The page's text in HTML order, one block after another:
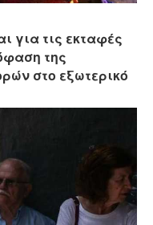
για τις εκταφές
της
στο εξωτερικό